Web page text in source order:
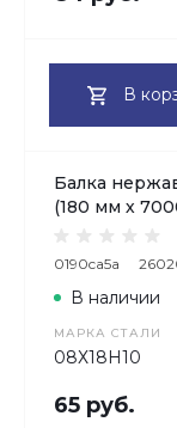
В
Балка
(180 мм х
0190ca5a
МАРКА СТАЛИ
08Х18H10
В наличии
65 руб.